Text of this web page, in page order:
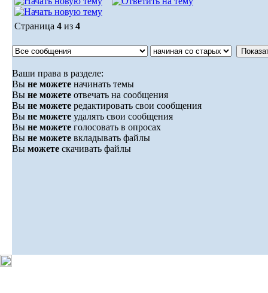
Страница 4 из 4
Ваши права в разделе:
Вы не можете начинать темы
Вы не можете отвечать на сообщения
Вы не можете редактировать свои сообщения
Вы не можете удалять свои сообщения
Вы не можете голосовать в опросах
Вы не можете вкладывать файлы
Вы можете скачивать файлы